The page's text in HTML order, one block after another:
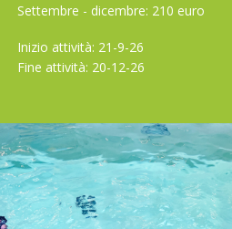
Settembre - dicembre: 210 euro
Inizio attività: 21-9-26
Fine attività: 20-12-26